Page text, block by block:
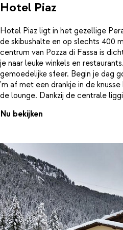
Hotel Piaz
Hotel Piaz ligt in het gezellige
de skibushalte en op slechts 400
centrum van Pozza di Fassa is
je naar leuke winkels en
gemoedelijke sfeer. Begin je dag
'm af met een drankje in de
de lounge. Dankzij de centrale
karakter is dit een ideale
van hun wintersportvakantie.
Nu bekijken